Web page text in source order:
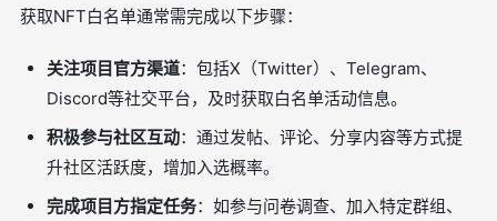
获取NFT白名单通常需完成以下步骤：
关注项目官方渠道：包括X（Twitter）、Telegram、
Discord等社交平台，及时获取白名单活动信息。
积极参与社区互动：通过发帖、评论、分享内容等方式提
升社区活跃度，增加入选概率。
完成项目方指定任务：如参与问卷调查、加入特定群组、